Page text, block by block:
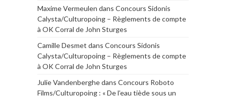
Maxime Vermeulen dans Concours Sidonis
Calysta/Culturopoing – Règlements de compte
à OK Corral de John Sturges
Camille Desmet dans Concours Sidonis
Calysta/Culturopoing – Règlements de compte
à OK Corral de John Sturges
Julie Vandenberghedans Concours Roboto
Films/Culturopoing : « De l’eau tiède sous un